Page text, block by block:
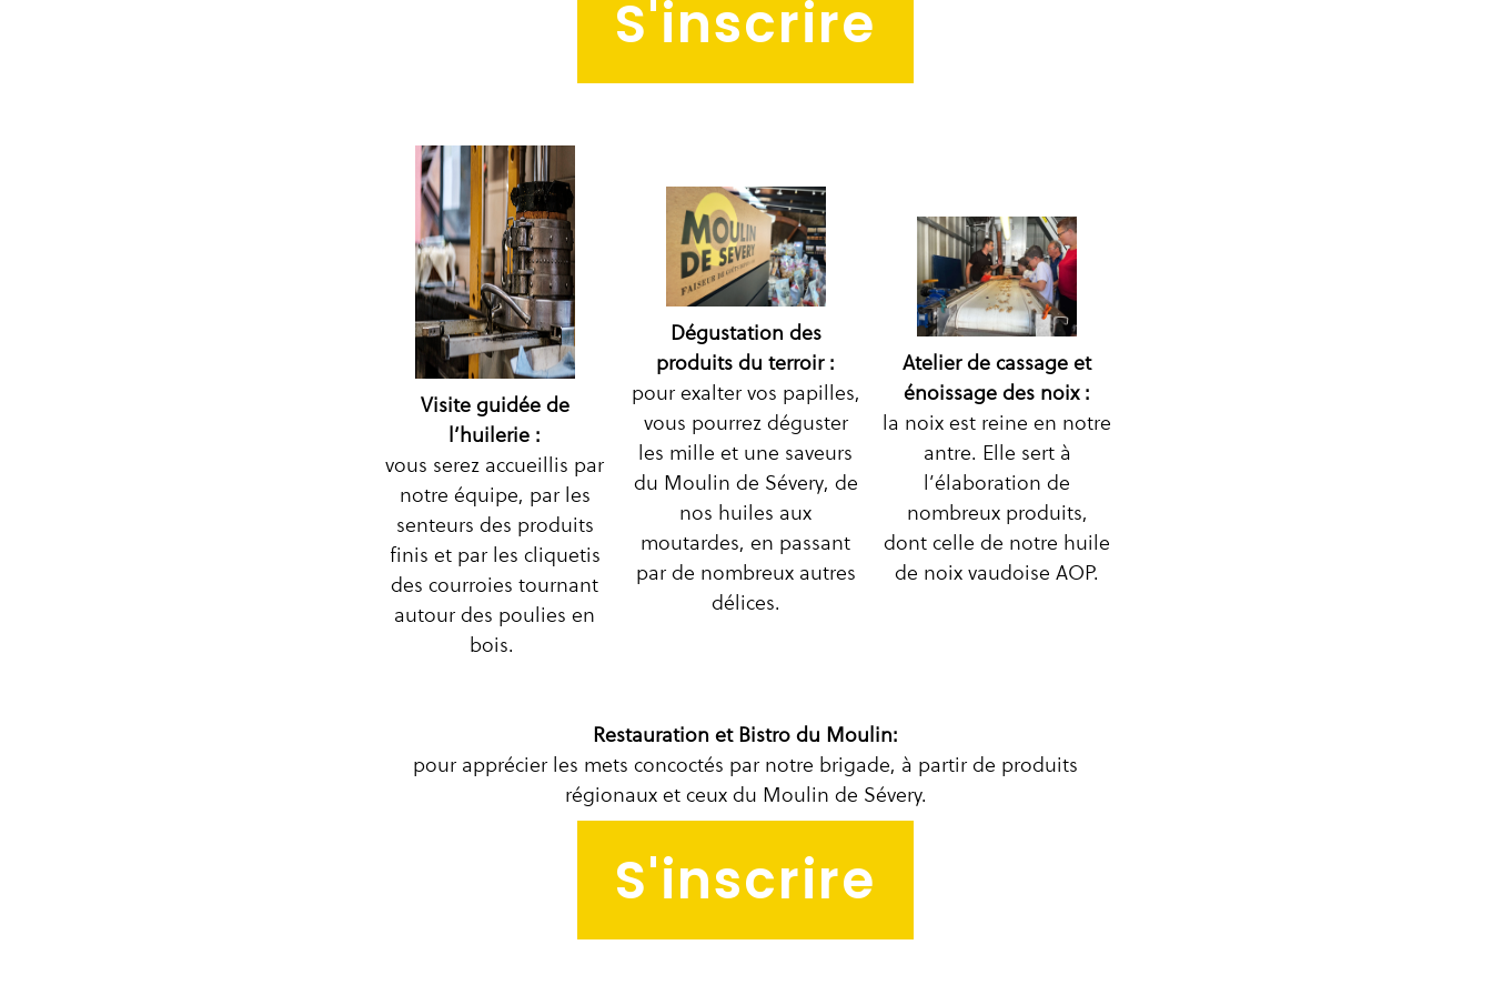
S'inscrire
Visite guidée de
l’huilerie :
vous serez accueillis par
notre équipe, par les
senteurs des produits
finis et par les cliquetis
des courroies tournant
autour des poulies en
bois.
Dégustation des
produits du terroir :
pour exalter vos papilles,
vous pourrez déguster
les mille et une saveurs
du Moulin de Sévery, de
nos huiles aux
moutardes, en passant
par de nombreux autres
délices.
Atelier de cassage et
énoissage des noix :
la noix est reine en notre
antre. Elle sert à
l’élaboration de
nombreux produits,
dont celle de notre huile
de noix vaudoise AOP.
Restauration et Bistro du Moulin:
pour apprécier les mets concoctés par notre brigade, à partir de produits
régionaux et ceux du Moulin de Sévery.
S'inscrire